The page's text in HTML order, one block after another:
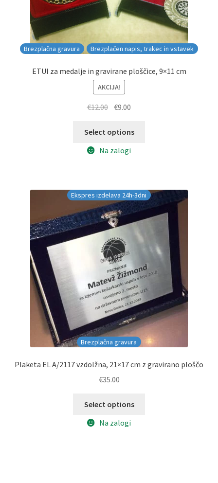
Brezplačna gravura Brezplačen napis, trakec in vstavek
ETUI za medalje in gravirane ploščice, 9×11 cm
AKCIJA!
€12.00 Izvirna
je
€12.00.
€9.00
je:
Select options
Na zalogi
Brezplačna gravura
Ekspres izdelava 24h-3dni
Plaketa EL A/2117 vzdolžna, 21×17 cm z gravirano ploščo
€35.00
Select options
Na zalogi